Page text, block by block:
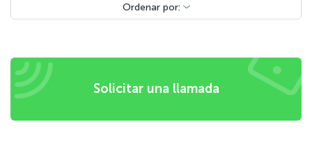
Ordenar por:
Solicitar una llamada